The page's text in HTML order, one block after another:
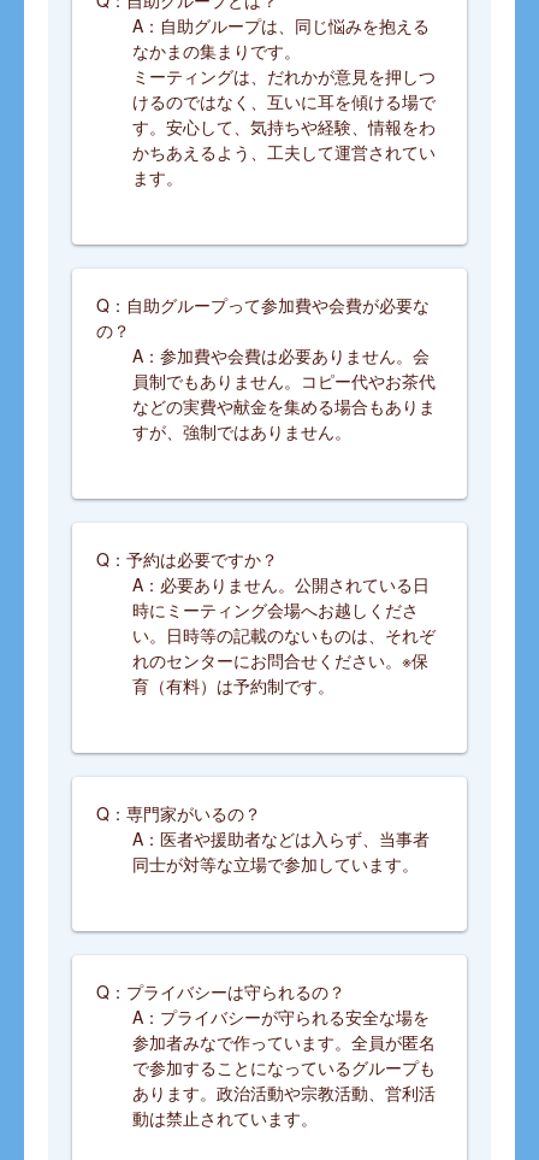
A：自助グループは、同じ悩みを抱える
なかまの集まりです。
ミーティングは、だれかが意見を押しつ
けるのではなく、互いに耳を傾ける場で
す。安心して、気持ちや経験、情報をわ
かちあえるよう、工夫して運営されてい
ます。
Q：自助グループって参加費や会費が必要な
の？
A：参加費や会費は必要ありません。会
員制でもありません。コピー代やお茶代
などの実費や献金を集める場合もありま
すが、強制ではありません。
Q：予約は必要ですか？
A：必要ありません。公開されている日
時にミーティング会場へお越しくださ
い。日時等の記載のないものは、それぞ
れのセンターにお問合せください。※保
育（有料）は予約制です。
Q：専門家がいるの？
A：医者や援助者などは入らず、当事者
同士が対等な立場で参加しています。
Q：プライバシーは守られるの？
A：プライバシーが守られる安全な場を
参加者みなで作っています。全員が匿名
で参加することになっているグループも
あります。政治活動や宗教活動、営利活
動は禁止されています。